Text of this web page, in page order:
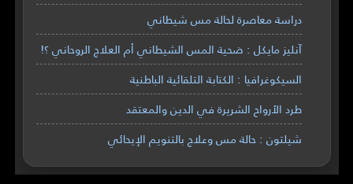
دراسة معاصرة لحالة مس شيطاني
آنليز مايكل : ضحية المس الشيطاني أم العلاج الروحاني ؟!
السيكوغرافيا : الكتابة التلقائية الباطنية
طرد الأرواح الشريرة في الدين والمعتقد
شيلتون : حالة مس وعلاج بالتنويم الإيحائي